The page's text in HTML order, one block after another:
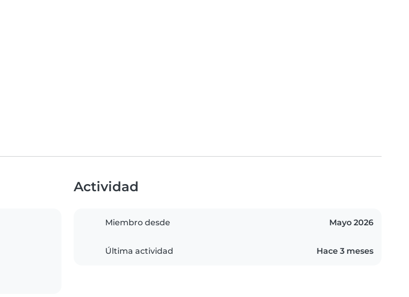
Actividad
Miembro desde Mayo 2026
Última actividad Hace 3 meses